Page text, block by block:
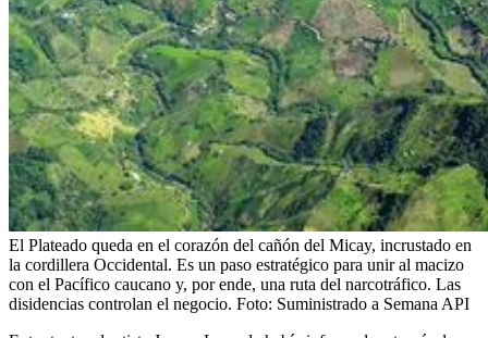
El Plateado queda en el corazón del cañón del Micay, incrustado en
la cordillera Occidental. Es un paso estratégico para unir al macizo
con el Pacífico caucano y, por ende, una ruta del narcotráfico. Las
disidencias controlan el negocio. Foto: Suministrado a Semana API